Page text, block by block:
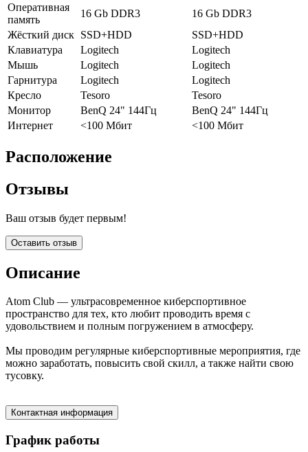
Оперативная
память
16 Gb DDR3
16 Gb DDR3
Жёсткий диск SSD+HDD
SSD+HDD
Клавиатура
Logitech
Logitech
Мышь
Logitech
Logitech
Гарнитура
Logitech
Logitech
Кресло
Tesoro
Tesoro
Монитор
BenQ 24" 144Гц
BenQ 24" 144Гц
Интернет
<100 Мбит <100 Мбит
Расположение
Отзывы
Ваш отзыв будет первым!
Оставить отзыв
Описание
Atom Club — ультрасовременное киберспортивное
пространство для тех, кто любит проводить время с
удовольствием и полным погружением в атмосферу.
Мы проводим регулярные киберспортивные мероприятия, где
можно заработать, повысить свой скилл, а также найти свою
тусовку.
Контактная информация
График работы